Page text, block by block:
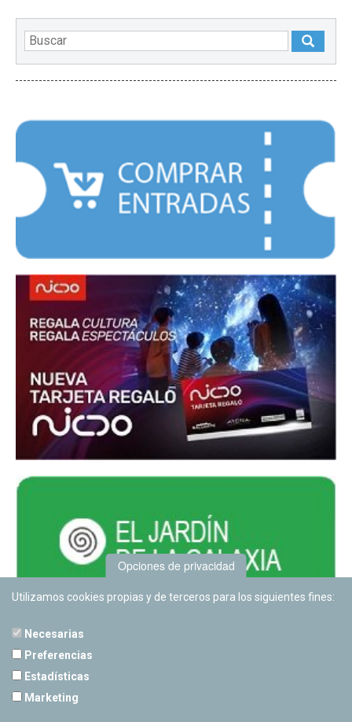
Opciones de privacidad
Utilizamos cookies propias y de terceros para los siguientes fines:
Necesarias
Preferencias
Estadísticas
Marketing